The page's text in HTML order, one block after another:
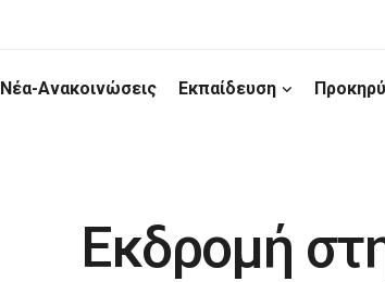
Νέα-Ανακοινώσεις Εκπαίδευση
Εκδρομή